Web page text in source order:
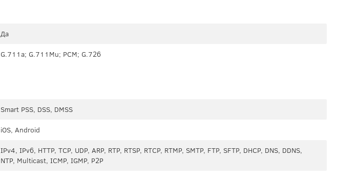
Да
G.711a; G.711Mu; PCM; G.726
Smart PSS, DSS, DMSS
iOS, Android
IPv4, IPv6, HTTP, TCP, UDP, ARP, RTP, RTSP, RTCP, RTMP, SMTP, FTP, SFTP, DHCP, DNS, DDNS,
NTP, Multicast, ICMP, IGMP, P2P